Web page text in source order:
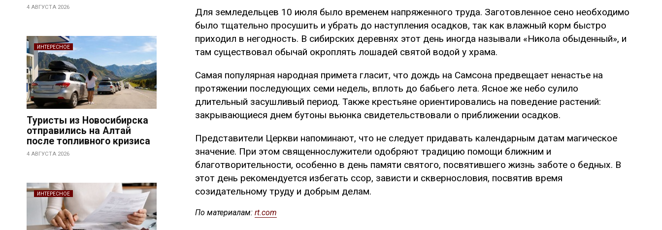
4 АВГУСТА 2026
ИНТЕРЕСНОЕ
Туристы из Новосибирска
отправились на Алтай
после топливного кризиса
4 АВГУСТА 2026
ИНТЕРЕСНОЕ
Для земледельцев 10 июля было временем напряженного труда. Заготовленное сено необходимо
было тщательно просушить и убрать до наступления осадков, так как влажный корм быстро
приходил в негодность. В сибирских деревнях этот день иногда называли «Никола обыденный», и
там существовал обычай окроплять лошадей святой водой у храма.
Самая популярная народная примета гласит, что дождь на Самсона предвещает ненастье на
протяжении последующих семи недель, вплоть до бабьего лета. Ясное же небо сулило
длительный засушливый период. Также крестьяне ориентировались на поведение растений:
закрывающиеся днем бутоны вьюнка свидетельствовали о приближении осадков.
Представители Церкви напоминают, что не следует придавать календарным датам магическое
значение. При этом священнослужители одобряют традицию помощи ближним и
благотворительности, особенно в день памяти святого, посвятившего жизнь заботе о бедных. В
этот день рекомендуется избегать ссор, зависти и сквернословия, посвятив время
созидательному труду и добрым делам.
По материалам: rt.com